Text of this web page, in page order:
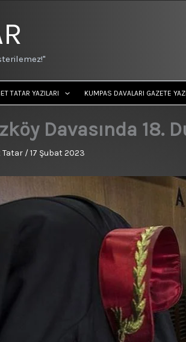
TATAR YAZILARI KUMPAS DAVALARI GAZETE
Davasında 18.
Tatar /17 Şubat 2023